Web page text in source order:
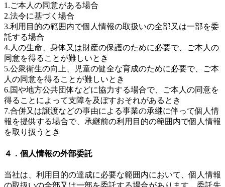
1.ご本人の同意がある場合
2.法令に基づく場合
3.利用目的の範囲内で個人情報の取扱いの全部又は一部を委
託する場合
4.人の生命、身体又は財産の保護のために必要で、ご本人の
同意を得ることが難しいとき
5.公衆衛生の向上、児童の健全な育成のために必要で、ご本
人の同意を得ることが難しいとき
6.国や地方公共団体などに協力する場合で、ご本人の同意を
得ることによって支障を及ぼすおそれがあるとき
7.合併又は譲渡などの事由による事業の承継に伴って個人情
報を提供する場合で、承継前の利用目的の範囲内で個人情報
を取り扱うとき
４．個人情報の外部委託
当社は、利用目的の達成に必要な範囲内において、個人情報
の取扱いの全部又は一部を委託する場合があります。委託先